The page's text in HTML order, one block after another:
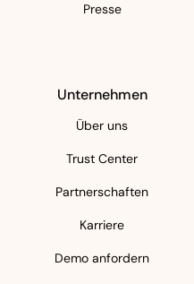
Presse
Unternehmen
Über uns
Trust Center
Partnerschaften
Karriere
Demo anfordern